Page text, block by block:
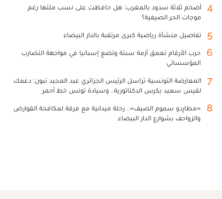
4
أضخم ثلاثة سدود بالمغرب: هل حافظت على نسب ملئها رغم
موجات الحر الصيفية؟
5 تفاصيل منشأة رياضية كبرى مرتقبة بالدار البيضاء
6
حرب الأرقام تعمق أزمة سبتة وتضع إسبانيا في مواجهة التضارب
المؤسساتي
7
المعارضة التونسية تراسل الرئيس الجزائري عبد المجيد تبون: دعمك
لقيس سعيد يكرس الدكتاتورية.. وسيادة تونس خط أحمر
8
«مطارِدو سموم الصيف».. رحلة ميدانية مع فرقة لمكافحة القوارض
والزواحف بشوارع الدار البيضاء